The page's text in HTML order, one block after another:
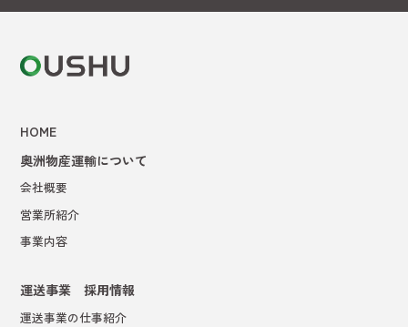
HOME
奥洲物産運輸について
会社概要
営業所紹介
事業内容
運送事業 採用情報
運送事業の仕事紹介